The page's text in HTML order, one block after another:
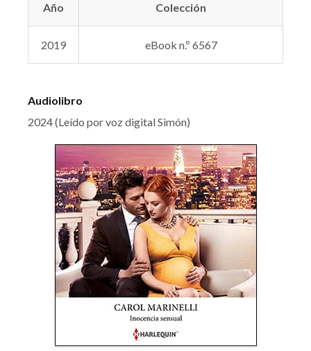
Año Colección
2019 eBook n.º 6567
Audiolibro
2024 (Leído por voz digital Simón)